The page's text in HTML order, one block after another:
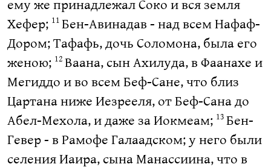
ему же принадлежал Соко и вся земля
Хефер; 11 Бен-Авинадав - над всем Нафаф-
Дором; Тафафь, дочь Соломона, была его
женою; 12 Ваана, сын Ахилуда, в Фаанахе и
Мегиддо и во всем Беф-Сане, что близ
Цартана ниже Иезрееля, от Беф-Сана до
Абел-Мехола, и даже за Иокмеам; 13 Бен-
Гевер - в Рамофе Галаадском; у него были
селения Иаира, сына Манассиина, что в